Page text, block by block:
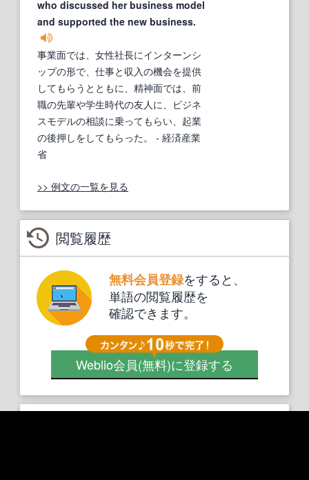
who discussed her business model
and supported the new business.
事業面では、女性社長にインターンシ
ップの形で、仕事と収入の機会を提供
してもらうとともに、精神面では、前
職の先輩や学生時代の友人に、ビジネ
スモデルの相談に乗ってもらい、起業
の後押しをしてもらった。
- 経済産業
省
>> 例文の一覧を見る
閲覧履歴
無料会員登録をすると、
単語の閲覧履歴を
確認できます。
Weblio会員(無料)に登録する